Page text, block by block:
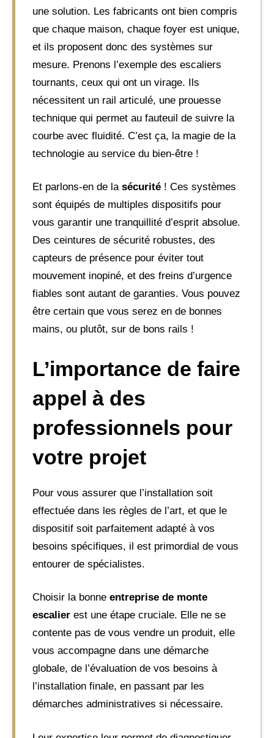
une solution. Les fabricants ont bien compris
que chaque maison, chaque foyer est unique,
et ils proposent donc des systèmes sur
mesure. Prenons l’exemple des escaliers
tournants, ceux qui ont un virage. Ils
nécessitent un rail articulé, une prouesse
technique qui permet au fauteuil de suivre la
courbe avec fluidité. C’est ça, la magie de la
technologie au service du bien-être !
Et parlons-en de la sécurité ! Ces systèmes
sont équipés de multiples dispositifs pour
vous garantir une tranquillité d’esprit absolue.
Des ceintures de sécurité robustes, des
capteurs de présence pour éviter tout
mouvement inopiné, et des freins d’urgence
fiables sont autant de garanties. Vous pouvez
être certain que vous serez en de bonnes
mains, ou plutôt, sur de bons rails !
L’importance de faire
appel à des
professionnels pour
votre projet
Pour vous assurer que l’installation soit
effectuée dans les règles de l’art, et que le
dispositif soit parfaitement adapté à vos
besoins spécifiques, il est primordial de vous
entourer de spécialistes.
Choisir la bonne entreprise de monte
escalier est une étape cruciale. Elle ne se
contente pas de vous vendre un produit, elle
vous accompagne dans une démarche
globale, de l’évaluation de vos besoins à
l’installation finale, en passant par les
démarches administratives si nécessaire.